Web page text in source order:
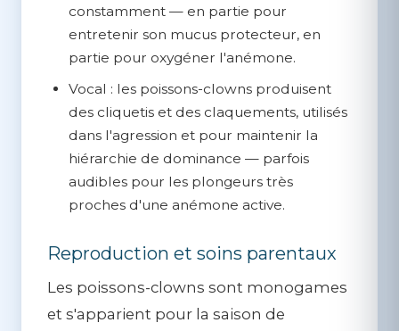
constamment — en partie pour
entretenir son mucus protecteur, en
partie pour oxygéner l'anémone.
Vocal : les poissons-clowns produisent
des cliquetis et des claquements, utilisés
dans l'agression et pour maintenir la
hiérarchie de dominance — parfois
audibles pour les plongeurs très
proches d'une anémone active.
Reproduction et soins parentaux
Les poissons-clowns sont monogames
et s'apparient pour la saison de